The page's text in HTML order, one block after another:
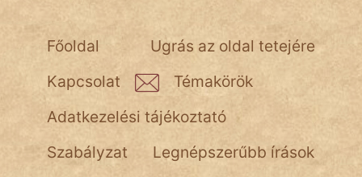
Ugrás az oldal tetejére
Főoldal
Kapcsolat
Témakörök
Adatkezelési tájékoztató
Szabályzat
Legnépszerűbb írások